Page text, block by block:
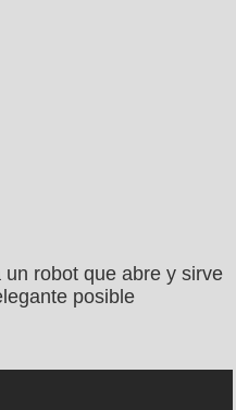
robot que abre y sirve
posible